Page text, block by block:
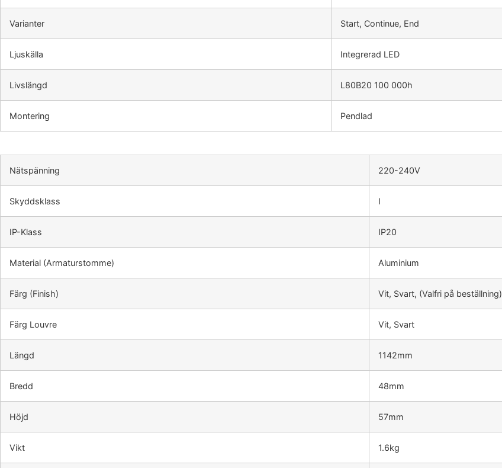
Varianter Start, Continue, End
Ljuskälla Integrerad LED
Livslängd L80B20 100 000h
Montering Pendlad
Nätspänning 220-240V
Skyddsklass I
IP-Klass IP20
Material (Armaturstomme) Aluminium
Färg (Finish) Vit, Svart, (Valfri på beställning)
Färg Louvre Vit, Svart
Längd 1142mm
Bredd 48mm
Höjd 57mm
Vikt 1.6kg